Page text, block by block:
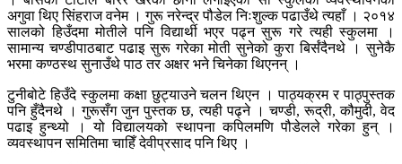
अगुवा थिए सिंहराज वनेम । गुरू नरेन्द्र पौडेल निःशुल्क पढाउँथे त्यहाँ । २०१४
सालको हिउँदमा मोतीले पनि विद्यार्थी भएर पढ्न सुरू गरे त्यही स्कुलमा ।
सामान्य चण्डीपाठबाट पढाइ सुरू गरेका मोती सुनेको कुरा बिर्संदैनथे । सुनेकै
भरमा कण्ठस्थ सुनाउँथे पाठ तर अक्षर भने चिनेका थिएनन् ।
टुनीबोटे हिउँदे स्कुलमा कक्षा छुट्याउने चलन थिएन । पाठ्यक्रम र पाठ्पुस्तक
पनि हुँदैनथे । गुरूसँग जुन पुस्तक छ, त्यही पढ्ने । चण्डी, रूद्री, कौमुदी, वेद
पढाइ हुन्थ्यो । यो विद्यालयको स्थापना कपिलमणि पौडेलले गरेका हुन् ।
व्यवस्थापन समितिमा चाहिँ देवीप्रसाद पनि थिए ।